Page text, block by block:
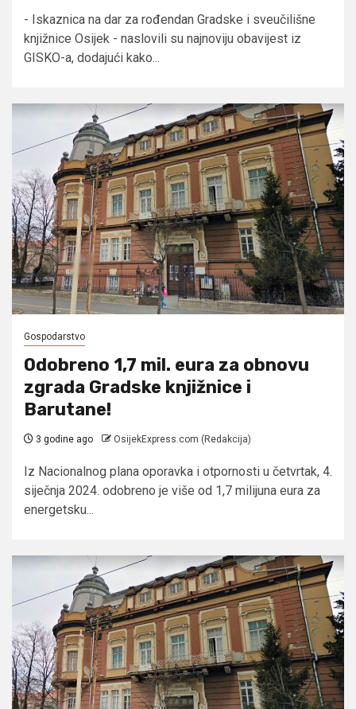
- Iskaznica na dar za rođendan Gradske i sveučilišne
knjižnice Osijek - naslovili su najnoviju obavijest iz
GISKO-a, dodajući kako...
Gospodarstvo
Odobreno 1,7 mil. eura za obnovu
zgrada Gradske knjižnice i
Barutane!
3 godine ago OsijekExpress.com (Redakcija)
Iz Nacionalnog plana oporavka i otpornosti u četvrtak, 4.
siječnja 2024. odobreno je više od 1,7 milijuna eura za
energetsku...